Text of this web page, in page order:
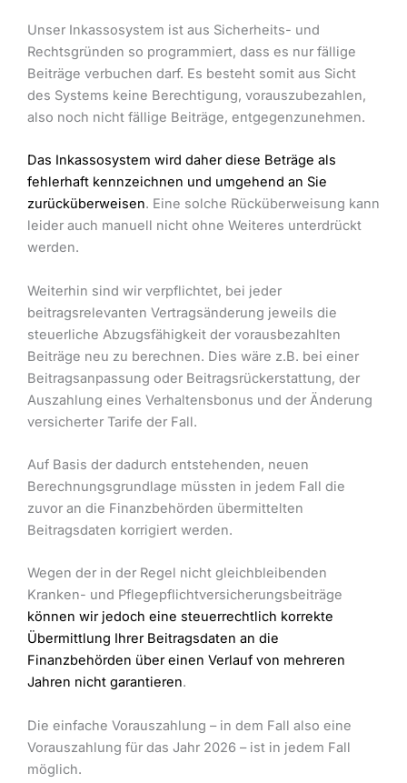
Unser Inkassosystem ist aus Sicherheits- und
Rechtsgründen so programmiert, dass es nur fällige
Beiträge verbuchen darf. Es besteht somit aus Sicht
des Systems keine Berechtigung, vorauszubezahlen,
also noch nicht fällige Beiträge, entgegenzunehmen.
Das Inkassosystem wird daher diese Beträge als
fehlerhaft kennzeichnen und umgehend an Sie
zurücküberweisen. Eine solche Rücküberweisung kann
leider auch manuell nicht ohne Weiteres unterdrückt
werden.
Weiterhin sind wir verpflichtet, bei jeder
beitragsrelevanten Vertragsänderung jeweils die
steuerliche Abzugsfähigkeit der vorausbezahlten
Beiträge neu zu berechnen. Dies wäre z.B. bei einer
Beitragsanpassung oder Beitragsrückerstattung, der
Auszahlung eines Verhaltensbonus und der Änderung
versicherter Tarife der Fall.
Auf Basis der dadurch entstehenden, neuen
Berechnungsgrundlage müssten in jedem Fall die
zuvor an die Finanzbehörden übermittelten
Beitragsdaten korrigiert werden.
Wegen der in der Regel nicht gleichbleibenden
Kranken- und Pflegepflichtversicherungsbeiträge
können wir jedoch eine steuerrechtlich korrekte
Übermittlung Ihrer Beitragsdaten an die
Finanzbehörden über einen Verlauf von mehreren
Jahren nicht garantieren.
Die einfache Vorauszahlung – in dem Fall also eine
Vorauszahlung für das Jahr 2026 – ist in jedem Fall
möglich.